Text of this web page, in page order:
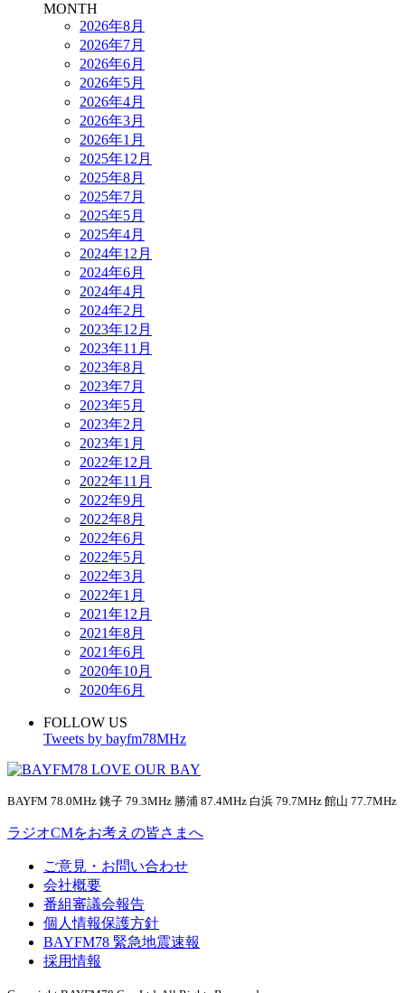
MONTH
2026年8月
2026年7月
2026年6月
2026年5月
2026年4月
2026年3月
2026年1月
2025年12月
2025年8月
2025年7月
2025年5月
2025年4月
2024年12月
2024年6月
2024年4月
2024年2月
2023年12月
2023年11月
2023年8月
2023年7月
2023年5月
2023年2月
2023年1月
2022年12月
2022年11月
2022年9月
2022年8月
2022年6月
2022年5月
2022年3月
2022年1月
2021年12月
2021年8月
2021年6月
2020年10月
2020年6月
FOLLOW US
Tweets by bayfm78MHz
BAYFM 78.0MHz 銚子 79.3MHz 勝浦 87.4MHz 白浜 79.7MHz 館山 77.7MHz
ラジオCMをお考えの皆さまへ
ご意見・お問い合わせ
会社概要
番組審議会報告
個人情報保護方針
BAYFM78 緊急地震速報
採用情報